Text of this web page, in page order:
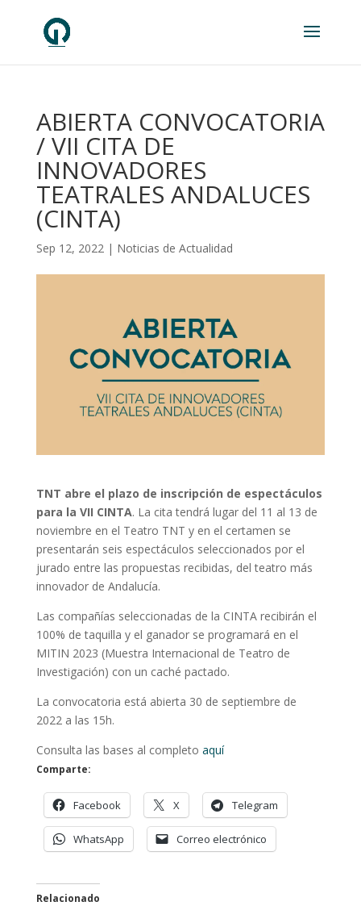
ABIERTA CONVOCATORIA
/ VII CITA DE
INNOVADORES
TEATRALES ANDALUCES
(CINTA)
Sep 12, 2022| Noticias de Actualidad
TNT abre el plazo de inscripción de espectáculos
para la VII CINTA. La cita tendrá lugar del 11 al 13 de
noviembre en el Teatro TNT y en el certamen se
presentarán seis espectáculos seleccionados por el
jurado entre las propuestas recibidas, del teatro más
innovador de Andalucía.
Las compañías seleccionadas de la CINTA recibirán el
100% de taquilla y el ganador se programará en el
MITIN 2023 (Muestra Internacional de Teatro de
Investigación) con un caché pactado.
La convocatoria está abierta 30 de septiembre de
2022 a las 15h.
Consulta las bases al completo aquí
Comparte:
Facebook X Telegram
WhatsApp Correo electrónico
Relacionado